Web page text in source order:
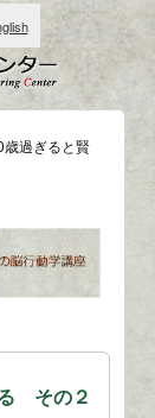
過ぎると賢
その２